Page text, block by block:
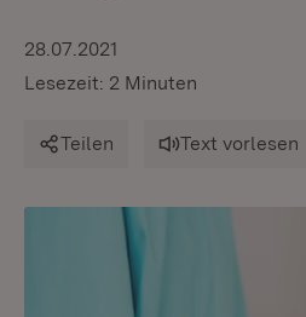
28.07.2021
Lesezeit: 2 Minuten
Teilen Text vorlesen